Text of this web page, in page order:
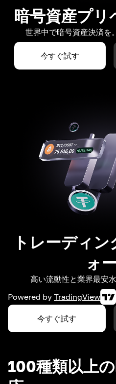
暗号資産プリ
世界中で暗号資産決済を
今すぐ試す
トレーディ
ォ
高い流動性と業界最安
Powered by TradingView
今すぐ試す
100種類以上